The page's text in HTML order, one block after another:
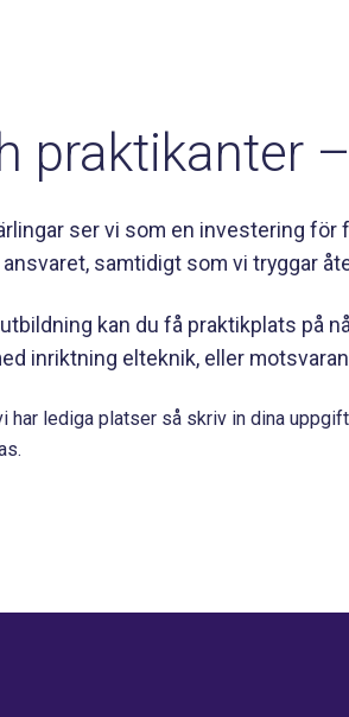
praktikanter
ser vi som en investering för
samtidigt som vi tryggar
kan du få praktikplats på
inriktning elteknik, eller
har lediga platser så skriv in dina